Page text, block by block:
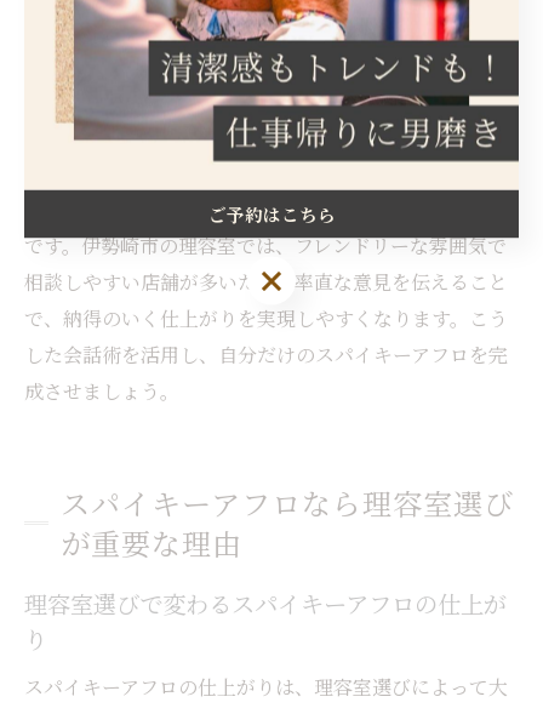
しながら説明すると伝わりやすくなります。また、「ボ
リュームは控えめで」「毛先はシャープに」など、細か
い希望も積極的に伝えましょう。
さらに、施術中も理容師とコミュニケーションを取り、
たい」など、気になる点はその場で相談することが大切
です。伊勢崎市の理容室では、フレンドリーな雰囲気で
相談しやすい店舗が多いため、率直な意見を伝えること
で、納得のいく仕上がりを実現しやすくなります。こう
した会話術を活用し、自分だけのスパイキーアフロを完
成させましょう。
スパイキーアフロなら理容室選び
が重要な理由
理容室選びで変わるスパイキーアフロの仕上が
り
スパイキーアフロの仕上がりは、理容室選びによって大
ご予約はこちら
ご予約はこちら